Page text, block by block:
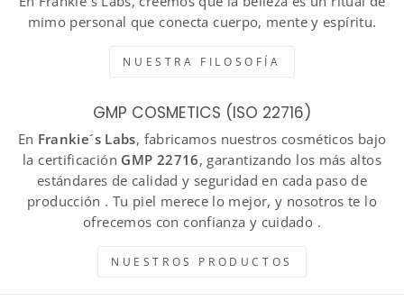
mimo personal que conecta cuerpo, mente y espíritu.
NUESTRA FILOSOFÍA
GMP COSMETICS (ISO 22716)
En Frankie´s Labs, fabricamos nuestros cosméticos bajo
la certificación GMP 22716, garantizando los más altos
estándares de calidad y seguridad en cada paso de
producción . Tu piel merece lo mejor, y nosotros te lo
ofrecemos con confianza y cuidado .
NUESTROS PRODUCTOS